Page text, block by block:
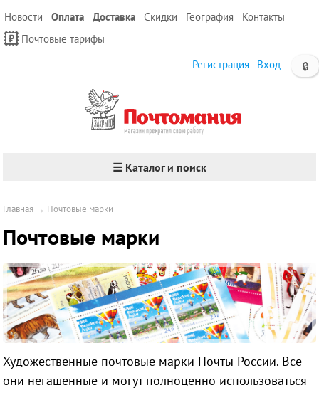
Новости Оплата Доставка Скидки География
Контакты
Почтовые тарифы
🔒
Регистрация Вход
☰ Каталог и поиск
Главная → Почтовые марки
Почтовые марки
Художественные почтовые марки Почты России. Все
они негашенные и могут полноценно использоваться